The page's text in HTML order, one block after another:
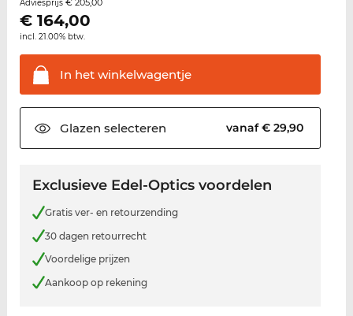
Adviesprijs € 205,00
€ 164,00
incl. 21.00% btw.
In hetwinkelwagentje
Glazen selecteren vanaf € 29,90
Exclusieve Edel-Optics voordelen
Gratis ver- en retourzending
30 dagen retourrecht
Voordelige prijzen
Aankoop op rekening